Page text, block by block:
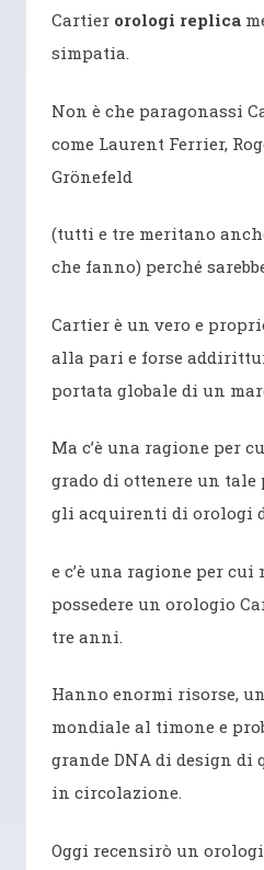
Cartier orologi replica
simpatia.
Non è che paragonassi
come Laurent Ferrier,
Grönefeld
(tutti e tre meritano
che fanno) perché
Cartier è un vero e
alla pari e forse
portata globale di un
Ma c’è una ragione per
grado di ottenere un tale
gli acquirenti di orologi
e c’è una ragione per cui
possedere un orologio
tre anni.
Hanno enormi risorse,
mondiale al timone e
grande DNA di design
in circolazione.
Oggi recensirò un